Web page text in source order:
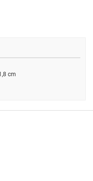
cm